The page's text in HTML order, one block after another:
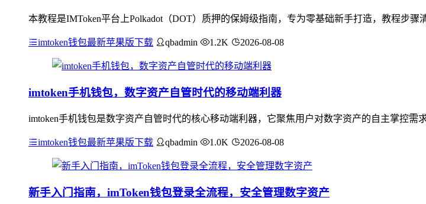
本教程是IMToken平台上Polkadot（DOT）质押的保姆级指南，专为零基础新手打造，教程步
imtoken钱包最新苹果版下载 qbadmin 1.2K 2026-08-08
imtoken手机钱包，数字资产自管时代的移动端利器
imtoken手机钱包是数字资产自管时代的核心移动端利器，它聚焦用户对数字资产的自主掌控
imtoken钱包最新苹果版下载 qbadmin 1.0K 2026-08-08
新手入门指南，imToken钱包登录全流程，安全管理数字资产